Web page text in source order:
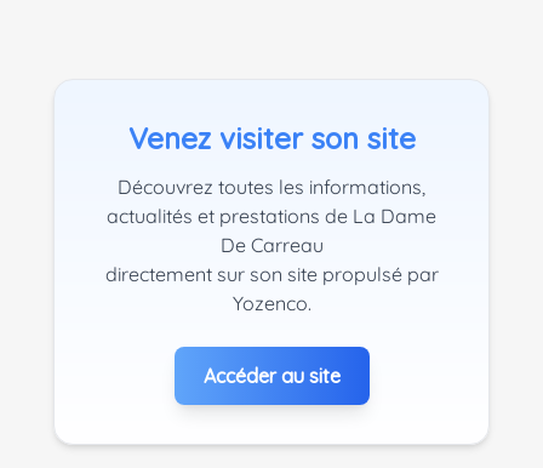
Venez visiter son site
Découvrez toutes les informations,
actualités et prestations de La Dame
De Carreau
directement sur son site propulsé par
Yozenco.
Accéder au site